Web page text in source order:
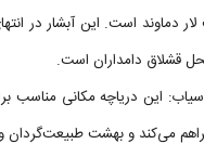
دماوند است. این آبشار در
قشلاق دامداران است.
این دریاچه مکانی مناسب
می‌کند و بهشت